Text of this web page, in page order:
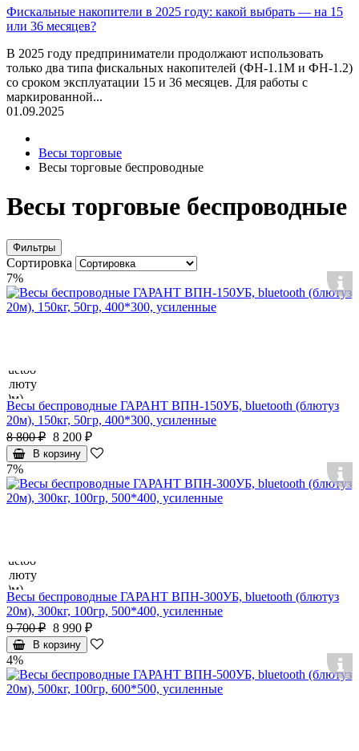
Фискальные накопители в 2025 году: какой выбрать — на 15
или 36 месяцев?
В 2025 году предприниматели продолжают использовать
только два типа фискальных накопителей (ФН-1.1М и ФН-1.2)
со сроком эксплуатации 15 и 36 месяцев. Для работы с
маркированной...
01.09.2025
Весы торговые
Весы торговые беспроводные
Весы торговые беспроводные
Фильтры
Сортировка
7%
Весы беспроводные ГАРАНТ ВПН-150УБ, bluetooth (блютуз
20м), 150кг, 50гр, 400*300, усиленные
8 800 ₽ 8 200 ₽
В корзину
7%
Весы беспроводные ГАРАНТ ВПН-300УБ, bluetooth (блютуз
20м), 300кг, 100гр, 500*400, усиленные
9 700 ₽ 8 990 ₽
В корзину
4%